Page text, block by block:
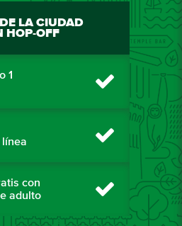
LA CIUDAD
HOP-OFF
1
línea
con
adulto